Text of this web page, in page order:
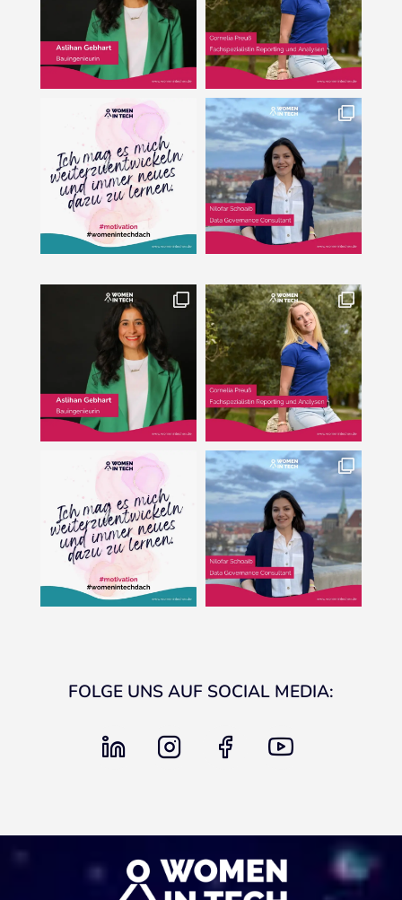
FOLGE UNS AUF SOCIAL MEDIA:
linkedin instagram